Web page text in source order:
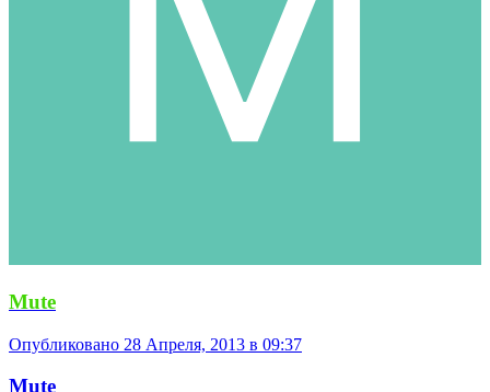
Mute
Опубликовано 28 Апреля, 2013 в 09:37
Mute